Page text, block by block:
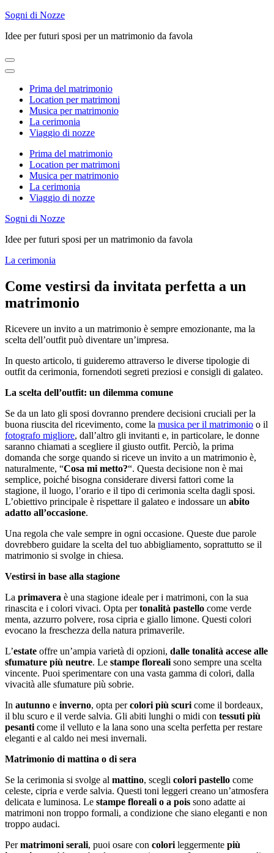
Skip
content
Enter)
Sogni di Nozze
Idee per futuri sposi per un matrimonio da favola
Prima del matrimonio
Location per matrimoni
Musica per matrimonio
La cerimonia
Viaggio di nozze
Prima del matrimonio
Location per matrimoni
Musica per matrimonio
La cerimonia
Viaggio di nozze
Sogni di Nozze
Idee per futuri sposi per un matrimonio da favola
La cerimonia
Come vestirsi da invitata perfetta a un
matrimonio
Ricevere un invito a un matrimonio è sempre emozionante, ma la
scelta dell’outfit può diventare un’impresa.
In questo articolo, ti guideremo attraverso le diverse tipologie di
outfit da cerimonia, fornendoti segreti preziosi e consigli di galateo.
La scelta dell’outfit: un dilemma comune
Se da un lato gli sposi dovranno prendere decisioni cruciali per la
buona riuscita del ricevimento, come la musica per il matrimonio o il
fotografo migliore, dall’altro gli invitanti e, in particolare, le donne
saranno chiamati a scegliere il giusto outfit. Perciò, la prima
domanda che sorge quando si riceve un invito a un matrimonio è,
naturalmente, “Cosa mi metto?“. Questa decisione non è mai
semplice, poiché bisogna considerare diversi fattori come la
stagione, il luogo, l’orario e il tipo di cerimonia scelta dagli sposi.
L’obiettivo principale è rispettare il galateo e indossare un abito
adatto all’occasione.
Una regola che vale sempre in ogni occasione. Queste due parole
dovrebbero guidare la scelta del tuo abbigliamento, soprattutto se il
matrimonio si svolge in chiesa.
Vestirsi in base alla stagione
La primavera è una stagione ideale per i matrimoni, con la sua
rinascita e i colori vivaci. Opta pertonalità pastello come verde
menta, azzurro polvere, rosa cipria e giallo limone. Questi colori
evocano la freschezza della natura primaverile.
L’estate offre un’ampia varietà di opzioni, dalle tonalità accese alle
sfumature più neutre. Le stampe floreali sono sempre una scelta
vincente. Puoi sperimentare con una vasta gamma di colori, dalla
vivacità alle sfumature più sobrie.
In autunno e inverno, opta percolori più scuri come il bordeaux,
il blu scuro e il verde salvia. Gli abiti lunghi o midi con tessuti più
pesanti come il velluto e la lana sono una scelta perfetta per restare
eleganti e al caldo nei mesi invernali.
Matrimonio di mattina o di sera
Se la cerimonia si svolge al mattino, scegli colori pastello come
celeste, cipria e verde salvia. Questi toni leggeri creano un’atmosfera
delicata e luminosa. Le stampe floreali o a pois sono adatte ai
matrimoni non troppo formali, a condizione che siano eleganti e non
troppo audaci.
Permatrimoni serali, puoi osare con colori leggermente più